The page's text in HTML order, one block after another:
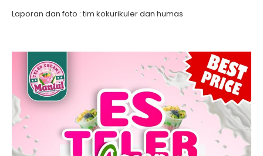
Laporan dan foto : tim kokurikuler dan humas